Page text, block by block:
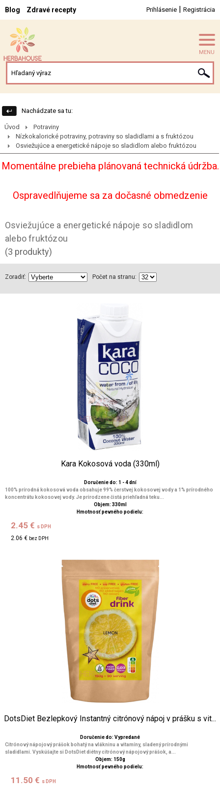
Blog Zdravé recepty Prihlásenie | Registrácia
MENU
Nachádzate sa tu:
Úvod
Potraviny
Nízkokalorické potraviny, potraviny so sladidlami a s fruktózou
Osviežujúce a energetické nápoje so sladidlom alebo fruktózou
Momentálne prebieha plánovaná technická údržba.
Ospravedlňujeme sa za dočasné obmedzenie
Osviežujúce a energetické nápoje so sladidlom
alebo fruktózou
(3 produkty)
Zoradiť: Počet na stranu:
Kara Kokosová voda (330ml)
Doručenie do: 1 - 4 dní
100% prírodná kokosová voda obsahuje 99% čerstvej kokosovej vody a 1% prírodného
koncentrátu kokosovej vody. Je prirodzene čistá priehľadná teku...
Objem: 330ml
Hmotnosť pevného podielu:
2.45 € s DPH
2.06 € bez DPH
DotsDiet Bezlepkový Instantný citrónový nápoj v prášku s vit...
Doručenie do: Vypredané
Citrónový nápojový prášok bohatý na vlákninu a vitamíny, sladený prírodnými
sladidlami. Vyskúšajte si DotsDiet diétny citrónový nápojový prášok, a...
Objem: 150g
Hmotnosť pevného podielu:
11.50 € s DPH